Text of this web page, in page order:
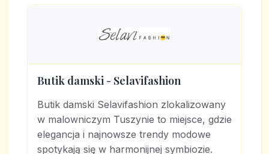
Butik damski - Selavifashion
Butik damski Selavifashion zlokalizowany
w malowniczym Tuszynie to miejsce, gdzie
elegancja i najnowsze trendy modowe
spotykają się w harmonijnej symbiozie.